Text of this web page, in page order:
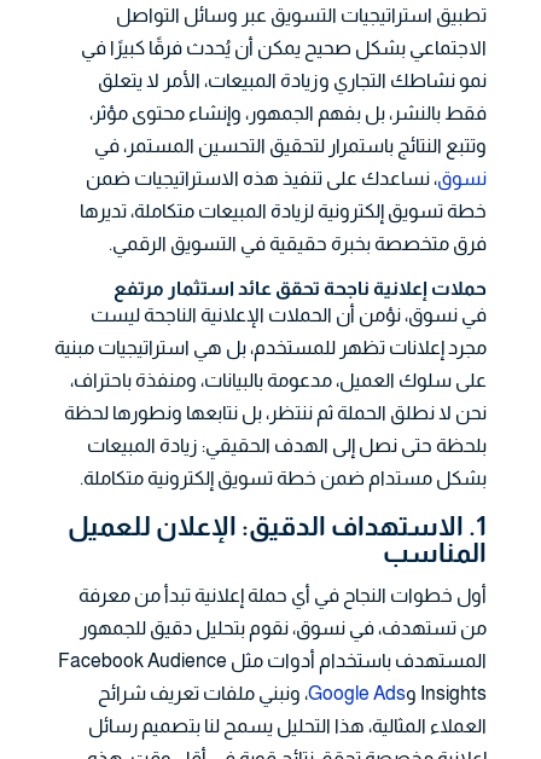
تطبيق استراتيجيات التسويق عبر وسائل التواصل
الاجتماعي بشكل صحيح يمكن أن يُحدث فرقًا كبيرًا في
نمو نشاطك التجاري وزيادة المبيعات، الأمر لا يتعلق
فقط بالنشر، بل بفهم الجمهور، وإنشاء محتوى مؤثر،
وتتبع النتائج باستمرار لتحقيق التحسين المستمر، في
نسوق، نساعدك على تنفيذ هذه الاستراتيجيات ضمن
خطة تسويق إلكترونية لزيادة المبيعات متكاملة، تديرها
فرق متخصصة بخبرة حقيقية في التسويق الرقمي.
حملات إعلانية ناجحة تحقق عائد استثمار مرتفع
في نسوق، نؤمن أن الحملات الإعلانية الناجحة ليست
مجرد إعلانات تظهر للمستخدم، بل هي استراتيجيات مبنية
على سلوك العميل، مدعومة بالبيانات، ومنفذة باحتراف،
نحن لا نطلق الحملة ثم ننتظر، بل نتابعها ونطورها لحظة
بلحظة حتى نصل إلى الهدف الحقيقي: زيادة المبيعات
بشكل مستدام ضمن خطة تسويق إلكترونية متكاملة.
1. الاستهداف الدقيق: الإعلان للعميل
المناسب
أول خطوات النجاح في أي حملة إعلانية تبدأ من معرفة
من تستهدف، في نسوق، نقوم بتحليل دقيق للجمهور
المستهدف باستخدام أدوات مثل Facebook Audience
Insights و
Google Ads، ونبني ملفات تعريف شرائح
العملاء المثالية، هذا التحليل يسمح لنا بتصميم رسائل